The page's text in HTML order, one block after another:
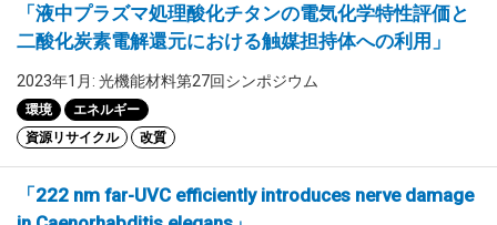
「液中プラズマ処理酸化チタンの電気化学特性評価と
二酸化炭素電解還元における触媒担持体への利用」
2023年1月: 光機能材料第27回シンポジウム
環境
エネルギー
資源リサイクル
改質
「222 nm far-UVC efficiently introduces nerve damage